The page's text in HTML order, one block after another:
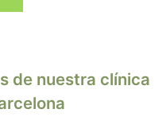
de nuestra clínica